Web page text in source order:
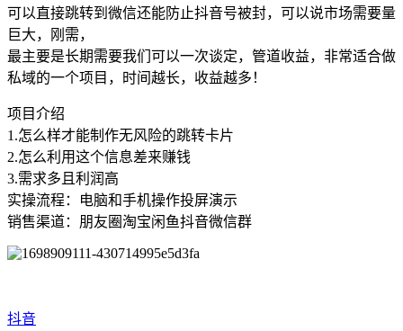
可以直接跳转到微信还能防止抖音号被封，可以说市场需要量
巨大，刚需，
最主要是长期需要我们可以一次谈定，管道收益，非常适合做
私域的一个项目，时间越长，收益越多！
项目介绍
1.怎么样才能制作无风险的跳转卡片
2.怎么利用这个信息差来赚钱
3.需求多且利润高
实操流程：电脑和手机操作投屏演示
销售渠道：朋友圈淘宝闲鱼抖音微信群
抖音